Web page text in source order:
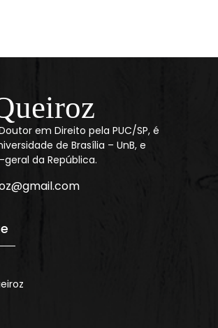
em Direito pela PUC/SP, é
de Brasília – UnB, e
da República.